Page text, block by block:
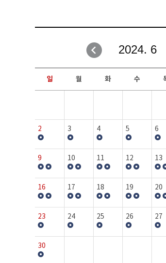
취업성공지원과
창업지원·교육센터
현장실습/IPP사업단
커뮤니티
자
일
보
행
2024. 6
일 월 화 수
2 3 4 5 6
9 10 11 12 13
16 17 18 19 20
23 24 25 26 27
30